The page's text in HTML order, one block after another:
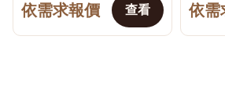
化為設計主題，適合神明聖
誕、宮廟祝壽、進香遶境、
宗教祭典、法會活動...
依需求報價 查看
化為設
誕、
宗教祭
依需